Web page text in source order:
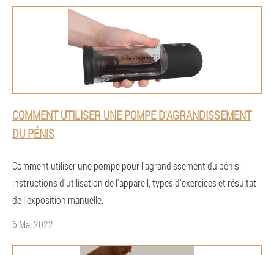
COMMENT UTILISER UNE POMPE D'AGRANDISSEMENT
DU PÉNIS
Comment utiliser une pompe pour l'agrandissement du pénis:
instructions d'utilisation de l'appareil, types d'exercices et résultat
de l'exposition manuelle.
6 Mai 2022